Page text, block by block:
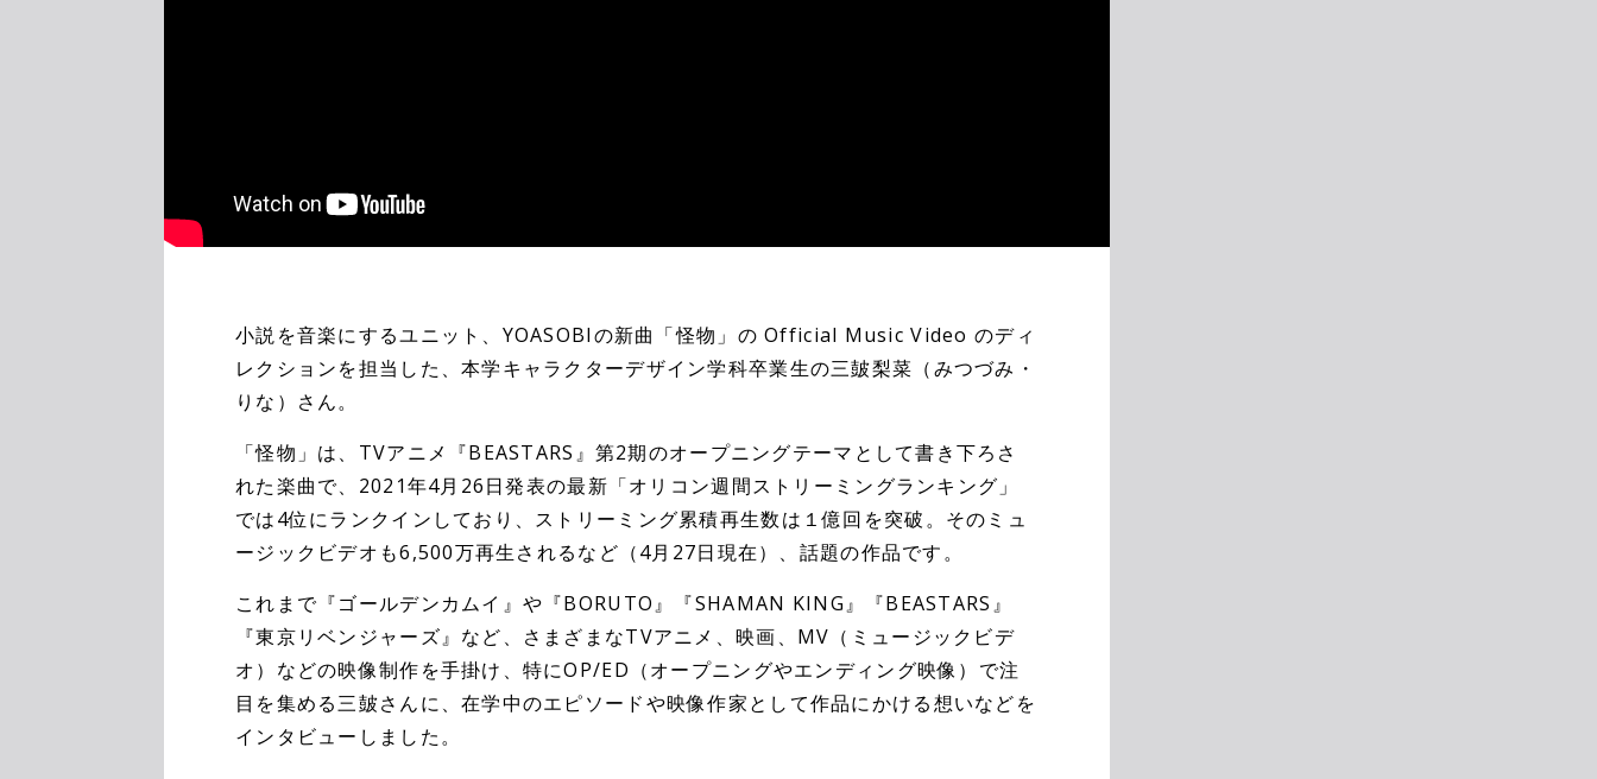
小説を音楽にするユニット、YOASOBIの新曲「怪物」の Official Music Video のディ
レクションを担当した、本学キャラクターデザイン学科卒業生の三皷梨菜（みつづみ・
りな）さん。
「怪物」は、TVアニメ『BEASTARS』第2期のオープニングテーマとして書き下ろさ
れた楽曲で、2021年4月26日発表の最新「オリコン週間ストリーミングランキング」
では4位にランクインしており、ストリーミング累積再生数は１億回を突破。そのミュ
ージックビデオも6,500万再生されるなど（4月27日現在）、話題の作品です。
これまで『ゴールデンカムイ』や『BORUTO』『SHAMAN KING』『BEASTARS』
『東京リベンジャーズ』など、さまざまなTVアニメ、映画、MV（ミュージックビデ
オ）などの映像制作を手掛け、特にOP/ED（オープニングやエンディング映像）で注
目を集める三皷さんに、在学中のエピソードや映像作家として作品にかける想いなどを
インタビューしました。